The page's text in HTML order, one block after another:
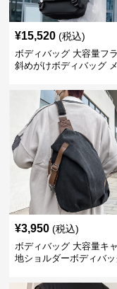
¥15,520 (税込)
ボディバッグ 大容量フ
斜めがけボディバッグ
¥3,950 (税込)
ボディバッグ 大容量キ
地ショルダーボディバ